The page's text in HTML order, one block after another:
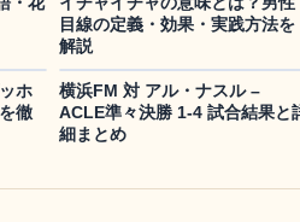
目線の定義・効果・実践方法を
解説
ホ
徹
横浜FM 対 アル・ナスル –
ACLE準々決勝 1-4 試合結果と
細まとめ